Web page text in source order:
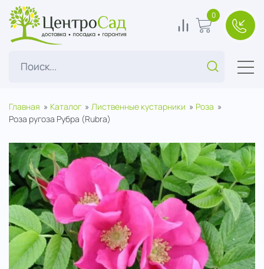
ЦентроСад
Поиск...
0 В корзину
0
Главная Каталог Лиственные кустарники
Роза
Роза ругоза Рубра (Rubra)